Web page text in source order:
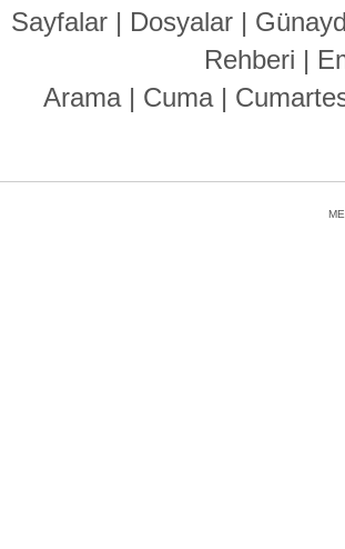
Sayfalar | Dosyalar |
Rehberi |
Arama| Cuma|